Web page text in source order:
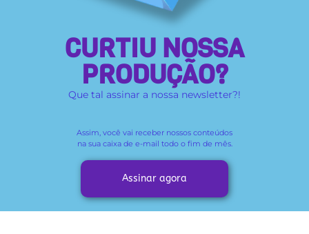
CURTIU NOSSA
PRODUÇÃO?
Que tal assinar a nossa newsletter?!
Assim, você vai receber nossos conteúdos
na sua caixa de e-mail todo o fim de mês.
Assinar agora